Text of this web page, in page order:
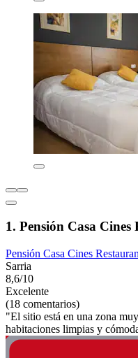
1. Pensión Casa Cines
Pensión Casa Cines
Sarria
8,6/10
Excelente
(18 comentarios)
"El sitio está en una zona
habitaciones limpias y